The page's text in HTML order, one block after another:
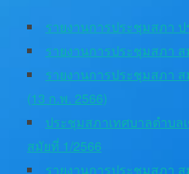
รายงานการประชุมสภา ป
รายงานการประชุมสภา
รายงานการประชุมสภา
(13 ก.พ. 2566)
ประชุมสภาเทศบาลตำบ
สมัยที่ 1/2566
รายงานการประชุมสภา